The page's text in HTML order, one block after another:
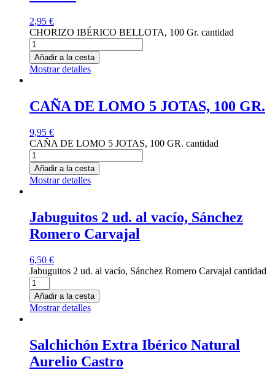
2,95 €
CHORIZO IBÉRICO BELLOTA, 100 Gr. cantidad
Añadir a la cesta
Mostrar detalles
CAÑA DE LOMO 5 JOTAS, 100 GR.
9,95 €
CAÑA DE LOMO 5 JOTAS, 100 GR. cantidad
Añadir a la cesta
Mostrar detalles
Jabuguitos 2 ud. al vacío, Sánchez
Romero Carvajal
6,50 €
Jabuguitos 2 ud. al vacío, Sánchez Romero Carvajal cantidad
Añadir a la cesta
Mostrar detalles
Salchichón Extra Ibérico Natural
Aurelio Castro